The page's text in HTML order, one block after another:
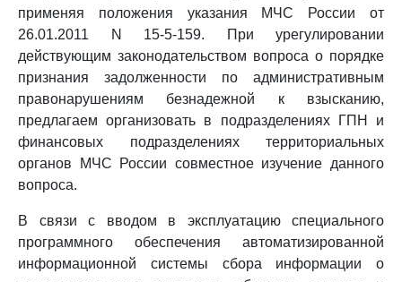
применяя положения указания МЧС России от
26.01.2011 N 15-5-159. При урегулировании
действующим законодательством вопроса о порядке
признания задолженности по административным
правонарушениям безнадежной к взысканию,
предлагаем организовать в подразделениях ГПН и
финансовых подразделениях территориальных
органов МЧС России совместное изучение данного
вопроса.
В связи с вводом в эксплуатацию специального
программного обеспечения автоматизированной
информационной системы сбора информации о